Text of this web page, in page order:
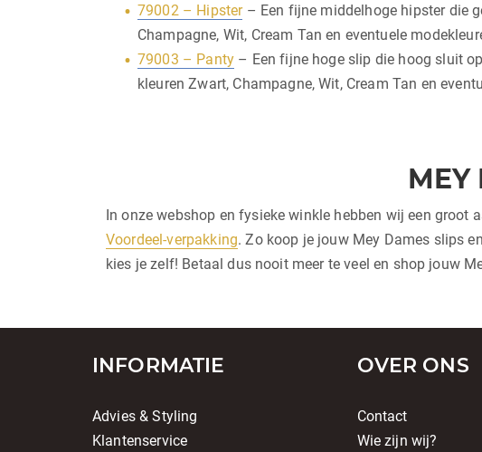
79002 – Hipster– Een fijne middelhoge hipster die
Champagne, Wit, Cream Tan en eventuele
79003 – Panty – Een fijne hoge slip die hoog sluit
kleuren Zwart, Champagne, Wit, Cream Tan en
MEY
In onze webshop en fysieke winkle hebben wij een groot
Voordeel-verpakking. Zo koop je jouw Mey Dames slips
kies je zelf! Betaal dus nooit meer te veel en shop jouw
INFORMATIE
Advies & Styling
Klantenservice
OVER ONS
Contact
Wie zijn wij?